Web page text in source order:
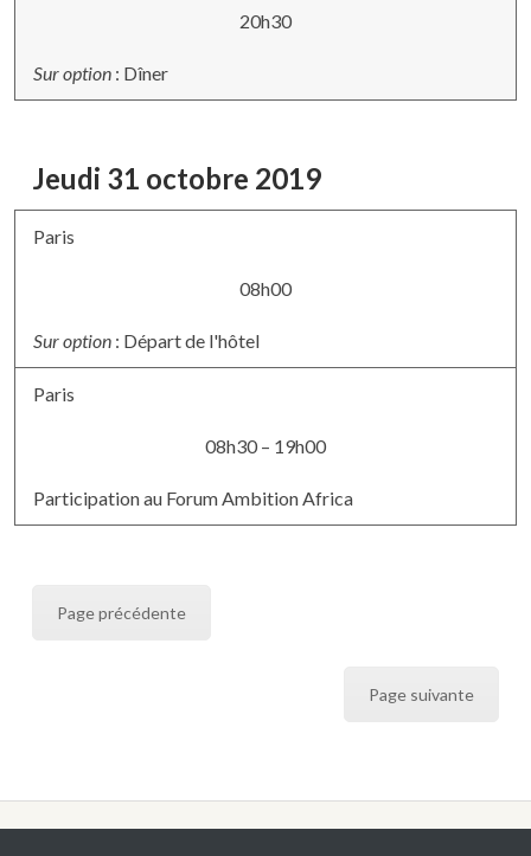
20h30
Sur option: Dîner
Jeudi 31 octobre 2019
Paris
08h00
Sur option: Départ de l'hôtel
Paris
08h30 – 19h00
Participation au Forum Ambition Africa
Page précédente
Page suivante